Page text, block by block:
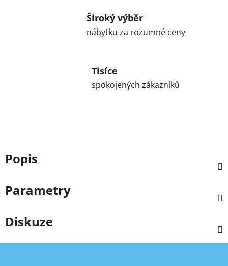
Široký výběr
nábytku za rozumné ceny
Tisíce
spokojených zákazníků
Popis
Parametry
Diskuze